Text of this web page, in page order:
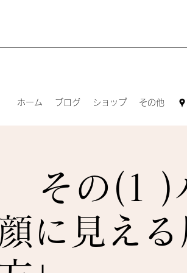
ホーム ブログ ショップ その他
その(1 )
に見える